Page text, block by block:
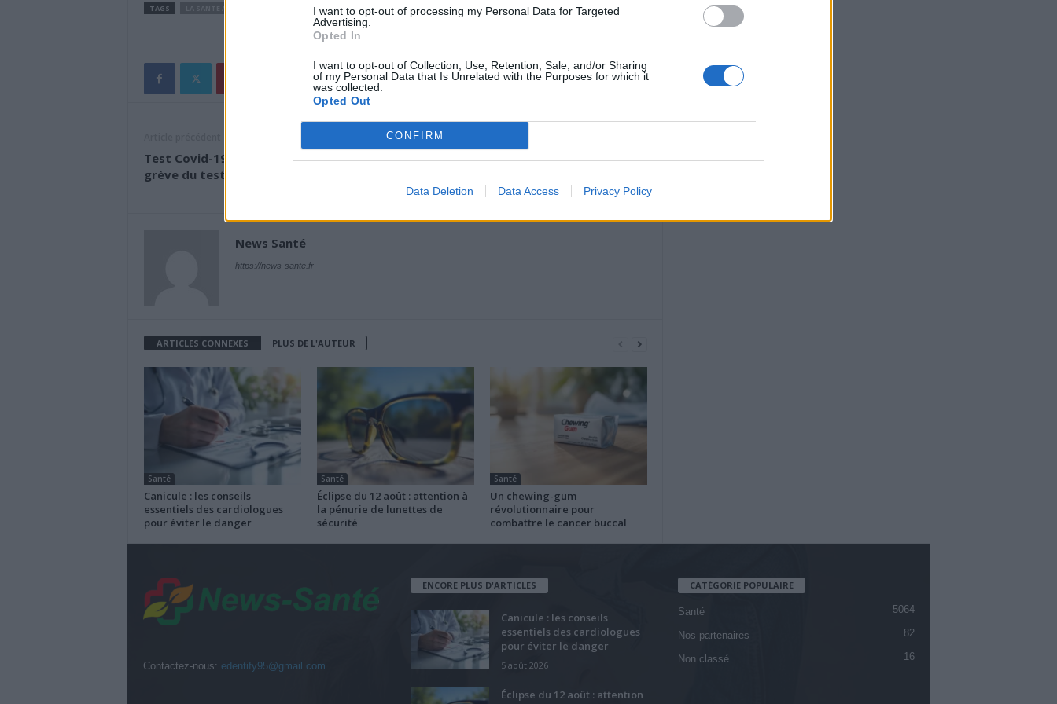
I want to opt-out of processing my Personal Data for Targeted
Advertising.
Opted In
I want to opt-out of Collection, Use, Retention, Sale, and/or Sharing
of my Personal Data that Is Unrelated with the Purposes for which it
was collected.
Opted Out
CONFIRM
Data Deletion Data Access Privacy Policy
TAGS
Test Covid-19 : les pharmaciens font la
grève du test antigénique
Maladie d’Alzheimer : 75 facteurs de
News Santé
https://news-sante.fr
ARTICLES CONNEXES PLUS DE L'AUTEUR
Santé
Canicule : les conseils
essentiels des cardiologues
pour éviter le danger
Santé
Éclipse du 12 août : attention à
la pénurie de lunettes de
sécurité
Santé
Un chewing-gum
révolutionnaire pour
combattre le cancer buccal
Contactez-nous: edentify95@gmail.com
ENCORE PLUS D'ARTICLES
Canicule : les conseils
essentiels des cardiologues
pour éviter le danger
5 août 2026
Éclipse du 12 août : attention
CATÉGORIE POPULAIRE
Santé 5064
Nos partenaires 82
Non classé 16